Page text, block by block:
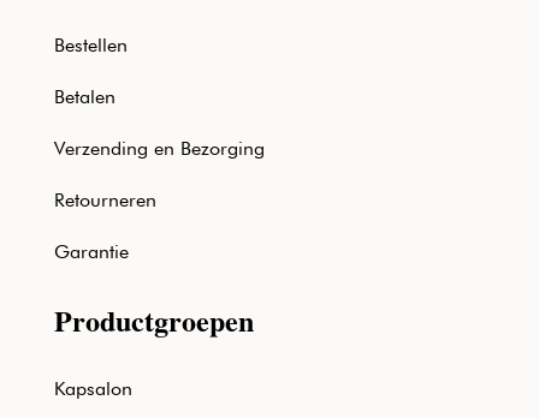
Bestellen
Betalen
Verzending en Bezorging
Retourneren
Garantie
Productgroepen
Kapsalon